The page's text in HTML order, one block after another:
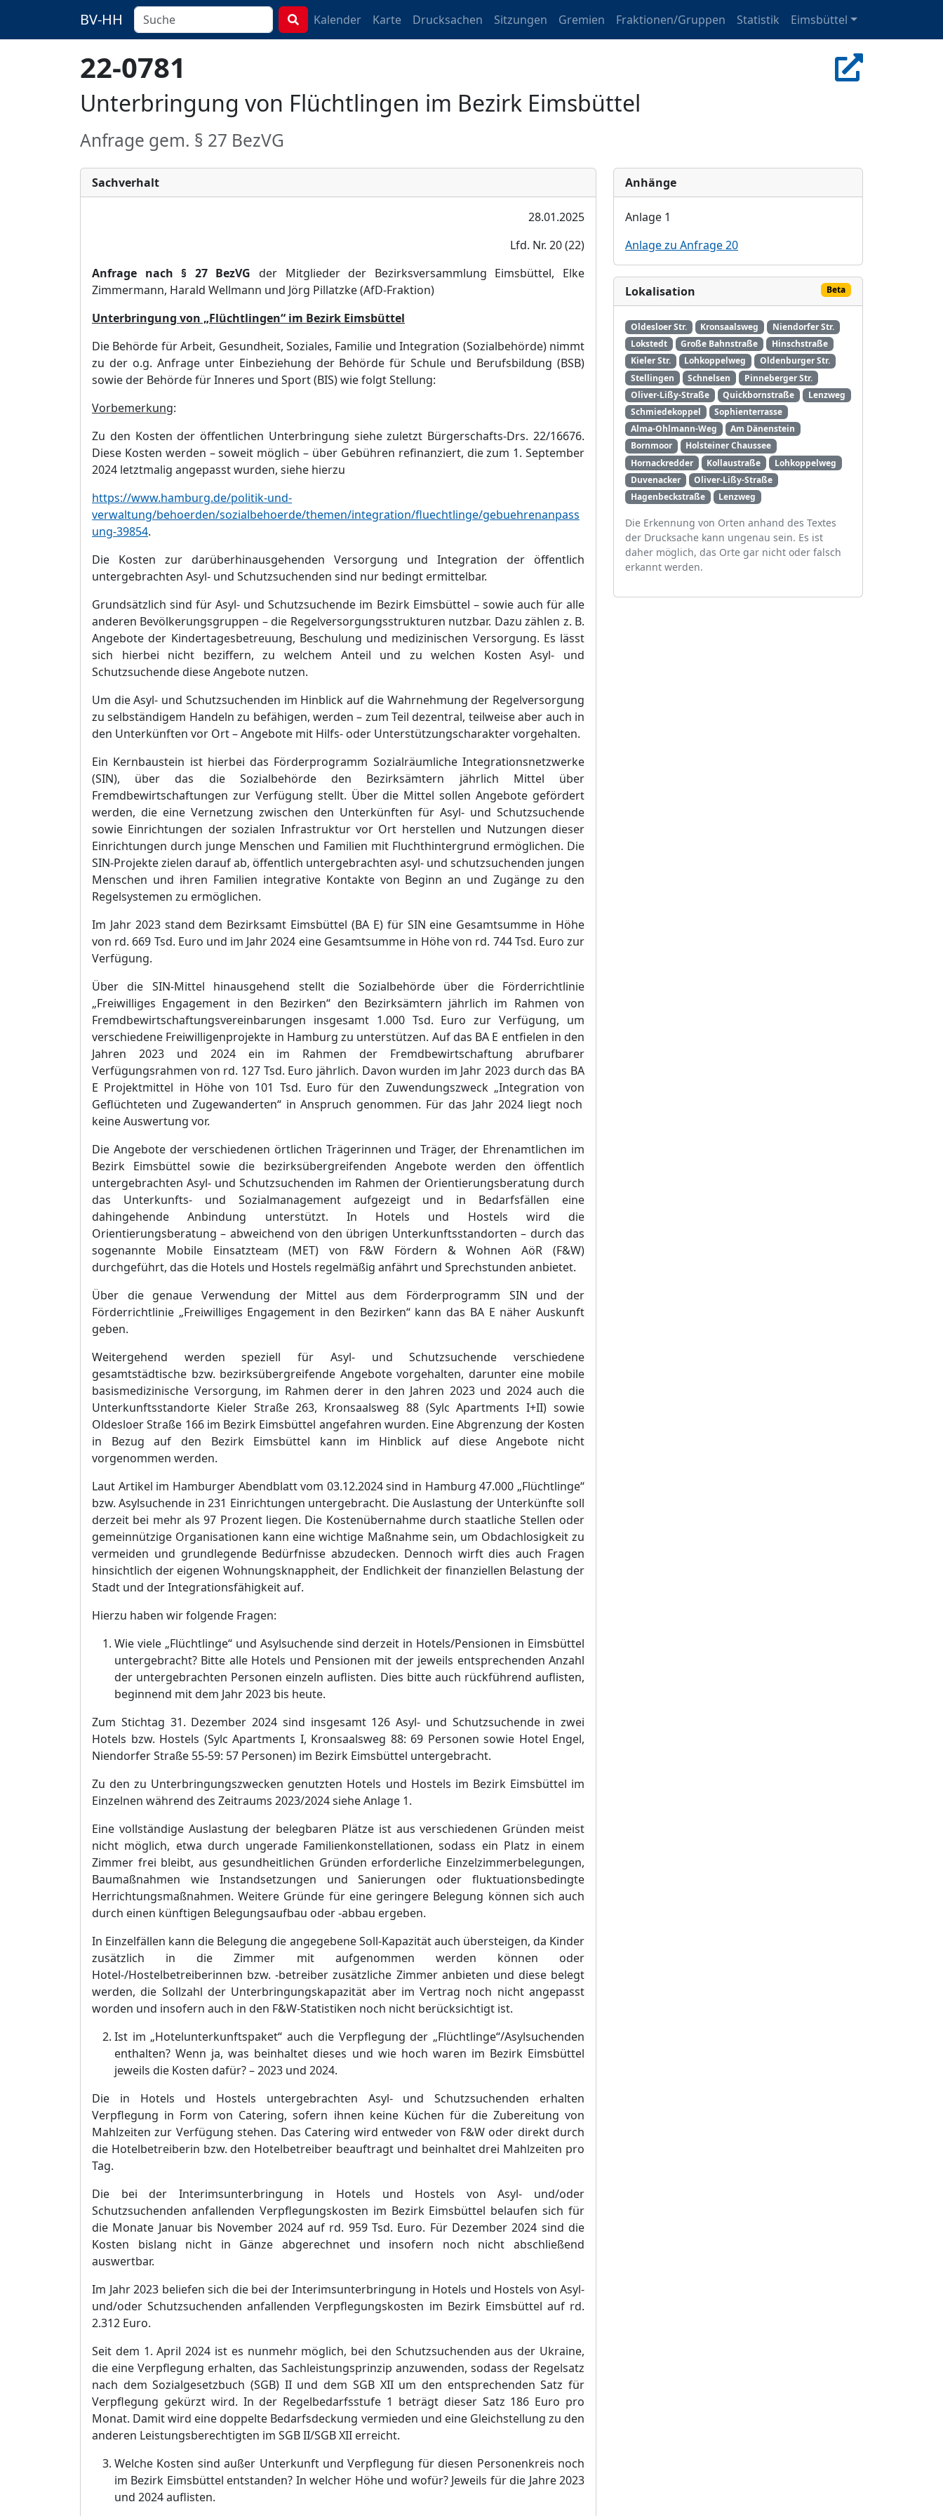
BV-HH Kalender Karte Drucksachen Sitzungen Gremien Fraktionen/Gruppen Statistik Eimsbüttel
22-0781
Unterbringung von Flüchtlingen im Bezirk Eimsbüttel
Anfrage gem. § 27 BezVG
Sachverhalt
28.01.2025
Lfd. Nr. 20 (22)
Anfrage nach § 27 BezVG der Mitglieder der Bezirksversammlung Eimsbüttel, Elke
Zimmermann, Harald Wellmann und Jörg Pillatzke (AfD-Fraktion)
Unterbringung von „Flüchtlingen“ im Bezirk Eimsbüttel
Die Behörde für Arbeit, Gesundheit, Soziales, Familie und Integration (Sozialbehörde) nimmt
zu der o.g. Anfrage unter Einbeziehung der Behörde für Schule und Berufsbildung (BSB)
sowie der Behörde für Inneres und Sport (BIS) wie folgt Stellung:
Vorbemerkung:
Zu den Kosten der öffentlichen Unterbringung siehe zuletzt Bürgerschafts-Drs. 22/16676.
Diese Kosten werden –soweit möglich– über Gebühren refinanziert, die zum 1. September
2024 letztmalig angepasst wurden, siehe hierzu
https://www.hamburg.de/politik-und-
verwaltung/behoerden/sozialbehoerde/themen/integration/fluechtlinge/gebuehrenanpass
ung-39854.
Die Kosten zur darüberhinausgehenden Versorgung und Integration der öffentlich
untergebrachten Asyl- und Schutzsuchenden sind nur bedingt ermittelbar.
Grundsätzlich sind für Asyl- und Schutzsuchende im Bezirk Eimsbüttel –sowie auch für alle
anderen Bevölkerungsgruppen –die Regelversorgungsstrukturen nutzbar. Dazu zählen z. B.
Angebote der Kindertagesbetreuung, Beschulung und medizinischen Versorgung. Es lässt
sich hierbei nicht beziffern, zu welchem Anteil und zu welchen Kosten Asyl- und
Schutzsuchende diese Angebote nutzen.
Um die Asyl- und Schutzsuchenden im Hinblick auf die Wahrnehmung der Regelversorgung
zu selbständigem Handeln zu befähigen, werden– zum Teil dezentral, teilweise aber auch in
den Unterkünften vor Ort–Angebote mit Hilfs- oder Unterstützungscharakter vorgehalten.
Ein Kernbaustein ist hierbei das Förderprogramm Sozialräumliche Integrationsnetzwerke
(SIN), über das die Sozialbehörde den Bezirksämtern jährlich Mittel über
Fremdbewirtschaftungen zur Verfügung stellt. Über die Mittel sollen Angebote gefördert
werden, die eine Vernetzung zwischen den Unterkünften für Asyl- und Schutzsuchende
sowie Einrichtungen der sozialen Infrastruktur vor Ort herstellen und Nutzungen dieser
Einrichtungen durch junge Menschen und Familien mit Fluchthintergrund ermöglichen. Die
SIN-Projekte zielen darauf ab, öffentlich untergebrachten asyl- und schutzsuchenden jungen
Menschen und ihren Familien integrative Kontakte von Beginn an und Zugänge zu den
Regelsystemen zu ermöglichen.
Im Jahr 2023 stand dem Bezirksamt Eimsbüttel (BA E) für SIN eine Gesamtsumme in Höhe
von rd. 669 Tsd. Euro und im Jahr 2024 eine Gesamtsumme in Höhe von rd. 744 Tsd. Euro zur
Verfügung.
Über die SIN-Mittel hinausgehend stellt die Sozialbehörde über die Förderrichtlinie
„Freiwilliges Engagement in den Bezirken“ den Bezirksämtern jährlich im Rahmen von
Fremdbewirtschaftungsvereinbarungen insgesamt 1.000 Tsd. Euro zur Verfügung, um
verschiedene Freiwilligenprojekte in Hamburg zu unterstützen. Auf das BA E entfielen in den
Jahren 2023 und 2024 ein im Rahmen der Fremdbewirtschaftung abrufbarer
Verfügungsrahmen von rd. 127 Tsd. Euro jährlich. Davon wurden im Jahr 2023 durch das BA
E Projektmittel in Höhe von 101 Tsd. Euro für den Zuwendungszweck „Integration von
Geflüchteten und Zugewanderten“in Anspruch genommen. Für das Jahr 2024 liegt noch
keine Auswertung vor.
Die Angebote der verschiedenen örtlichen Trägerinnen und Träger, der Ehrenamtlichen im
Bezirk Eimsbüttel sowie die bezirksübergreifenden Angebote werden den öffentlich
untergebrachten Asyl- und Schutzsuchenden im Rahmen der Orientierungsberatung durch
das Unterkunfts- und Sozialmanagement aufgezeigt und in Bedarfsfällen eine
dahingehende Anbindung unterstützt. In Hotels und Hostels wird die
Orientierungsberatung– abweichend von den übrigen Unterkunftsstandorten– durch das
sogenannte Mobile Einsatzteam (MET) von F&W Fördern & Wohnen AöR (F&W)
durchgeführt, das die Hotels und Hostels regelmäßig anfährt und Sprechstunden anbietet.
Über die genaue Verwendung der Mittel aus dem Förderprogramm SIN und der
Förderrichtlinie „Freiwilliges Engagement in den Bezirken“kann das BA E näher Auskunft
geben.
Weitergehend werden speziell für Asyl- und Schutzsuchende verschiedene
gesamtstädtische bzw. bezirksübergreifende Angebote vorgehalten, darunter eine mobile
basismedizinische Versorgung, im Rahmen derer in den Jahren 2023 und 2024 auch die
Unterkunftsstandorte Kieler Straße 263, Kronsaalsweg 88 (Sylc Apartments I+II) sowie
Oldesloer Straße 166 im Bezirk Eimsbüttel angefahren wurden. Eine Abgrenzung der Kosten
in Bezug auf den Bezirk Eimsbüttel kann im Hinblick auf diese Angebote nicht
vorgenommen werden.
Laut Artikel im Hamburger Abendblatt vom 03.12.2024 sind in Hamburg 47.000 „Flüchtlinge“
bzw. Asylsuchende in 231 Einrichtungen untergebracht. Die Auslastung der Unterkünfte soll
derzeit bei mehr als 97 Prozent liegen. Die Kostenübernahme durch staatliche Stellen oder
gemeinnützige Organisationen kann eine wichtige Maßnahme sein, um Obdachlosigkeit zu
vermeiden und grundlegende Bedürfnisse abzudecken. Dennoch wirft dies auch Fragen
hinsichtlich der eigenen Wohnungsknappheit, der Endlichkeit der finanziellen Belastung der
Stadt und der Integrationsfähigkeit auf.
Hierzu haben wir folgende Fragen:
Wie viele „Flüchtlinge“und Asylsuchende sind derzeit in Hotels/Pensionen in Eimsbüttel
untergebracht? Bitte alle Hotels und Pensionen mit der jeweils entsprechenden Anzahl
der untergebrachten Personen einzeln auflisten. Dies bitte auch rückführend auflisten,
beginnend mit dem Jahr 2023 bis heute.
Zum Stichtag 31. Dezember 2024 sind insgesamt 126 Asyl- und Schutzsuchende in zwei
Hotels bzw. Hostels (Sylc Apartments I, Kronsaalsweg 88: 69 Personen sowie Hotel Engel,
Niendorfer Straße 55-59: 57 Personen) im Bezirk Eimsbüttel untergebracht.
Zu den zu Unterbringungszwecken genutzten Hotels und Hostels im Bezirk Eimsbüttel im
Einzelnen während des Zeitraums 2023/2024 siehe Anlage 1.
Eine vollständige Auslastung der belegbaren Plätze ist aus verschiedenen Gründen meist
nicht möglich, etwa durch ungerade Familienkonstellationen, sodass ein Platz in einem
Zimmer frei bleibt, aus gesundheitlichen Gründen erforderliche Einzelzimmerbelegungen,
Baumaßnahmen wie Instandsetzungen und Sanierungen oder fluktuationsbedingte
Herrichtungsmaßnahmen. Weitere Gründe für eine geringere Belegung können sich auch
durch einen künftigen Belegungsaufbau oder -abbau ergeben.
In Einzelfällen kann die Belegung die angegebene Soll-Kapazität auch übersteigen, da Kinder
zusätzlich in die Zimmer mit aufgenommen werden können oder
Hotel-/Hostelbetreiberinnen bzw. -betreiber zusätzliche Zimmer anbieten und diese belegt
werden, die Sollzahl der Unterbringungskapazität aber im Vertrag noch nicht angepasst
worden und insofern auch in den F&W-Statistiken noch nicht berücksichtigt ist.
Ist im „Hotelunterkunftspaket“ auch die Verpflegung der „Flüchtlinge“/Asylsuchenden
enthalten? Wenn ja, was beinhaltet dieses und wie hoch waren im Bezirk Eimsbüttel
jeweils die Kosten dafür?–2023 und 2024.
Die in Hotels und Hostels untergebrachten Asyl- und Schutzsuchenden erhalten
Verpflegung in Form von Catering, sofern ihnen keine Küchen für die Zubereitung von
Mahlzeiten zur Verfügung stehen. Das Catering wird entweder von F&W oder direkt durch
die Hotelbetreiberin bzw. den Hotelbetreiber beauftragt und beinhaltet drei Mahlzeiten pro
Tag.
Die bei der Interimsunterbringung in Hotels und Hostels von Asyl- und/oder
Schutzsuchenden anfallenden Verpflegungskosten im Bezirk Eimsbüttel belaufen sich für
die Monate Januar bis November 2024 auf rd. 959 Tsd. Euro. Für Dezember 2024 sind die
Kosten bislang nicht in Gänze abgerechnet und insofern noch nicht abschließend
auswertbar.
Im Jahr 2023 beliefen sich die bei der Interimsunterbringung in Hotels und Hostels von Asyl-
und/oder Schutzsuchenden anfallenden Verpflegungskosten im Bezirk Eimsbüttel auf rd.
2.312 Euro.
Seit dem 1. April 2024 ist es nunmehr möglich, bei den Schutzsuchenden aus der Ukraine,
die eine Verpflegung erhalten, das Sachleistungsprinzip anzuwenden, sodass der Regelsatz
nach dem Sozialgesetzbuch (SGB) II und dem SGB XII um den entsprechenden Satz für
Verpflegung gekürzt wird. In der Regelbedarfsstufe 1 beträgt dieser Satz 186 Euro pro
Monat. Damit wird eine doppelte Bedarfsdeckung vermieden und eine Gleichstellung zu den
anderen Leistungsberechtigten im SGB II/SGB XII erreicht.
Welche Kosten sind außer Unterkunft und Verpflegung für diesen Personenkreis noch
im Bezirk Eimsbüttel entstanden? In welcher Höhe und wofür? Jeweils für die Jahre 2023
und 2024 auflisten.
Anhänge
Anlage 1
Anlage zu Anfrage 20
Lokalisation Beta
Oldesloer Str. Kronsaalsweg
Niendorfer Str.
Lokstedt
Große Bahnstraße
Hinschstraße
Kieler Str.
Lohkoppelweg
Oldenburger Str.
Stellingen
Schnelsen
Pinneberger Str.
Oliver-Lißy-Straße
Quickbornstraße
Lenzweg
Schmiedekoppel
Sophienterrasse
Alma-Ohlmann-Weg
Am Dänenstein
Bornmoor
Holsteiner Chaussee
Hornackredder
Kollaustraße
Lohkoppelweg
Duvenacker
Oliver-Lißy-Straße
Hagenbeckstraße
Lenzweg
Die Erkennung von Orten anhand des Textes
der Drucksache kann ungenau sein. Es ist
daher möglich, das Orte gar nicht oder falsch
erkannt werden.